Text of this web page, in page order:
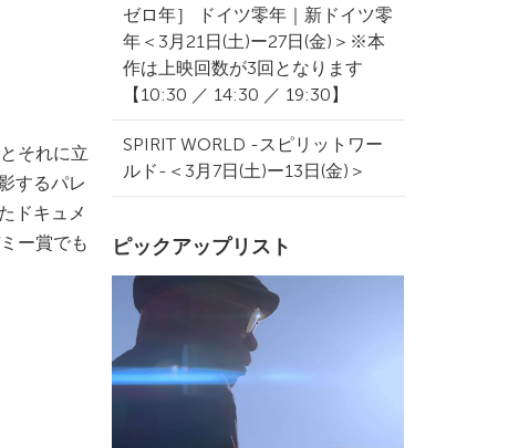
それに立
するパレ
ドキュメ
ー賞でも
ゼロ年］ ドイツ零年｜新ドイツ零
年＜3月21日(土)ー27日(金)＞※本
作は上映回数が3回となります
【10:30 ／ 14:30 ／ 19:30】
SPIRIT WORLD -スピリットワー
ルド-＜3月7日(土)ー13日(金)＞
ピックアップリスト